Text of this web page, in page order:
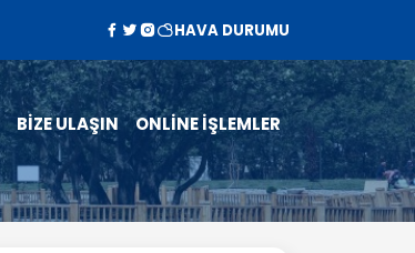
HAVA DURUMU
BİZE ULAŞIN ONLİNE İŞLEMLER